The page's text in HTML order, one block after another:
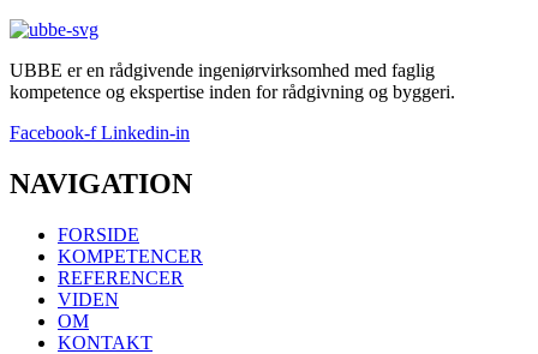
UBBE er en rådgivende ingeniørvirksomhed med faglig
kompetence og ekspertise inden for rådgivning og byggeri.
Facebook-f Linkedin-in
NAVIGATION
FORSIDE
KOMPETENCER
REFERENCER
VIDEN
OM
KONTAKT